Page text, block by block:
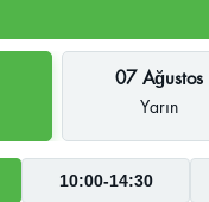
07 Ağustos
Yarın
10:00-14:30